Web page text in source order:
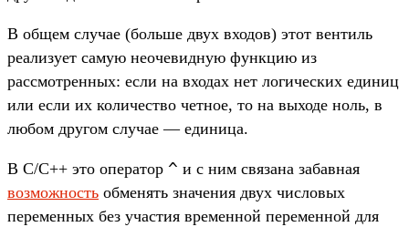
В общем случае (больше двух входов) этот вентиль
реализует самую неочевидную функцию из
рассмотренных: если на входах нет логических единиц
или если их количество четное, то на выходе ноль, в
любом другом случае — единица.
В C/C++ это оператор ^ и с ним связана забавная
возможность обменять значения двух числовых
переменных без участия временной переменной для